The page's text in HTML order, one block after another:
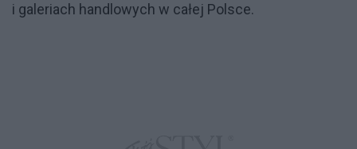
i galeriach handlowych w całej Polsce.